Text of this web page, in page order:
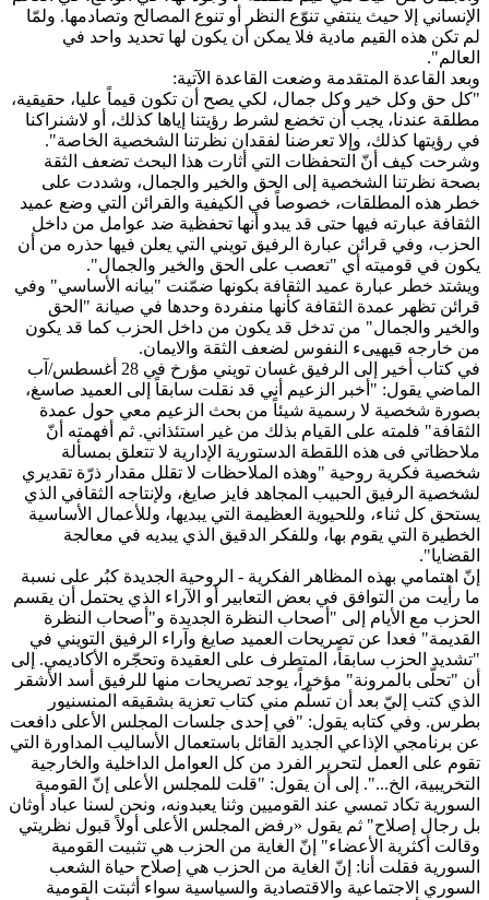
الإنساني إلا حيث ينتفي تنوّع ‏‏النظر أو تنوع المصالح وتصادمها. ولمّا
لم تكن هذه القيم مادية فلا يمكن أن يكون لها تحديد واحد في
العالم".
وبعد القاعدة المتقدمة وضعت القاعدة الآتية:
"كل حق وكل خير وكل جمال، لكي يصح أن تكون قيماً عليا، حقيقية،
مطلقة عندنا، يجب أن تخضع لشرط رؤيتنا إياها كذلك، أو لاشنراكنا
في رؤيتها كذلك، وإلا تعرضنا لفقدان نظرتنا الشخصية الخاصة".
وشرحت كيف أنّ التحفظات التي أثارت هذا البحث تضعف الثقة
بصحة نظرتنا الشخصية إلى الحق والخير والجمال، وشددت على
خطر هذه المطلقات، خصوصاً في الكيفية والقرائن التي وضع عميد
الثقافة عبارته فيها حتى قد يبدو أنها تحفظية ضد عوامل ‏من داخل
الحزب، وفي قرائن عبارة الرفيق تويني التي يعلن فيها حذره من أن
يكون في قوميته أي "تعصب على الحق والخير والجمال".
ويشتد خطر عبارة عميد الثقافة بكونها ضمّنت "بيانه الأساسي" وفي
قرائن تظهر عمدة الثقافة كأنها منفردة وحدها في صيانة "الحق
والخير والجمال" من تدخل قد يكون من داخل الحزب كما قد يكون
من خارجه قيهيىء النفوس لضعف الثقة والايمان.
في كتاب أخير إلى الرفيق غسان تويني مؤرخ في 28 أغسطس/آب
الماضي يقول: "أخبر الزعيم أني قد نقلت سابقاً إلى العميد صاسغ،
بصورة شخصية لا رسمية شيئاً من بحث الزعيم معي حول عمدة
الثقافة" فلمته على القيام بذلك من غير استئذاني. ثم أفهمته أنّ
ملاحظاتي فى هذه اللقطة الدستورية الإدارية لا تتعلق بمسألة
شخصية فكرية روحية "وهذه الملاحظات لا تقلل مقدار ذرّة تقديري
لشخصية الرفيق الحبيب المجاهد فايز صايغ، ولإنتاجه الثقافي الذي
يستحق كل ثناء، وللحيوية العظيمة التي يبديها، وللأعمال ‏‏الأساسية
الخطيرة التي يقوم بها، وللفكر الدقيق الذي يبديه في معالجة
القضايا".
إنّ اهتمامي بهذه المظاهر الفكرية - الروحية الجديدة كبُر على نسبة
ما رأيت من التوافق في بعض التعابير أو الآراء الذي يحتمل أن يقسم
الحزب مع الأيام إلى "أصحاب النظرة الجديدة و"أصحاب النظرة
القديمة" فعدا عن تصريحات العميد صايغ وآراء الرفيق التويني في
"تشديد الحزب سابقاً، المتطرف على العقيدة وتحجّره الأكاديمي. إلى
أن "تحلّى بالمرونة" مؤخراً، يوجد تصريحات منها للرفيق أسد الأشقر
الذي كتب إليّ بعد أن تسلّم مني كتاب تعزية بشقيقه المنسنيور
بطرس. وفي كتابه يقول: "في إحدى جلسات المجلس الأعلى دافعت
عن برنامجي الإذاعي الجديد القائل باستعمال الأساليب المداورة التي
تقوم على العمل لتحرير الفرد من كل العوامل الداخلية والخارجية
التخريبية، الخ...". إلى أن يقول: "قلت للمجلس الأعلى إنّ القومية
السورية تكاد تمسي عند القوميين وثنا يعبدونه، ونحن لسنا عباد أوثان
بل رجال إصلاح" ثم يقول «رفض المجلس الأعلى أولاً قبول نظريتي
وقالت أكثرية الأعضاء" إنّ الغاية من الحزب هي تثبيت القومية
السورية فقلت أنا: إنّ الغاية من الحزب هي إصلاح حياة الشعب
السوري الاجتماعية والاقتصادية والسياسية سواء أثبتت القومية